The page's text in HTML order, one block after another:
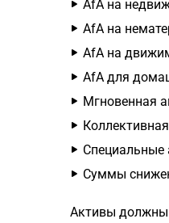
AfA на
AfA на
AfA на
AfA для
Мгновенная
Специальные
Суммы
Активы